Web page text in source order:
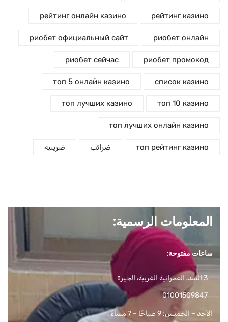
рейтинг казино
рейтинг онлайн казино
риобет онлайн
риобет официальный сайт
риобет промокод
риобет сейчас
список казино
топ 5 онлайн казино
топ 10 казино
топ лучших казино
топ лучших онлайн казино
топ рейтинг казино ضرائب ضريبيه
المعلومات الرسمية:
ساعات مفتوحة:
3 السد، العمرانية الغربية، الجيزة
01001509847
الأحد – الخميس: 9 صباحًا – 7 مساءً ،